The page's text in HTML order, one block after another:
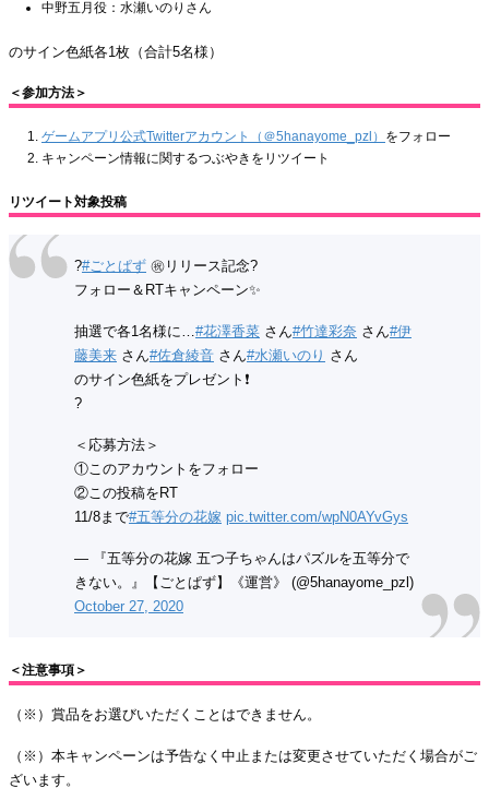
中野五月役：水瀬いのりさん
のサイン色紙各1枚（合計5名様）
＜参加方法＞
ゲームアプリ公式Twitterアカウント（＠5hanayome_pzl） をフォロー
キャンペーン情報に関するつぶやきをリツイート
リツイート対象投稿
?#ごとぱず ㊗リリース記念?
フォロー＆RTキャンペーン✨
抽選で各1名様に…#花澤香菜 さん#竹達彩奈 さん#伊
藤美来 さん#佐倉綾音 さん#水瀬いのり さん
のサイン色紙をプレゼント❗️
?
＜応募方法＞
①このアカウントをフォロー
②この投稿をRT
11/8まで#五等分の花嫁 pic.twitter.com/wpN0AYvGys
— 『五等分の花嫁 五つ子ちゃんはパズルを五等分で
きない。』【ごとぱず】《運営》 (@5hanayome_pzl)
October 27, 2020
＜注意事項＞
（※）賞品をお選びいただくことはできません。
（※）本キャンペーンは予告なく中止または変更させていただく場合がご
ざいます。